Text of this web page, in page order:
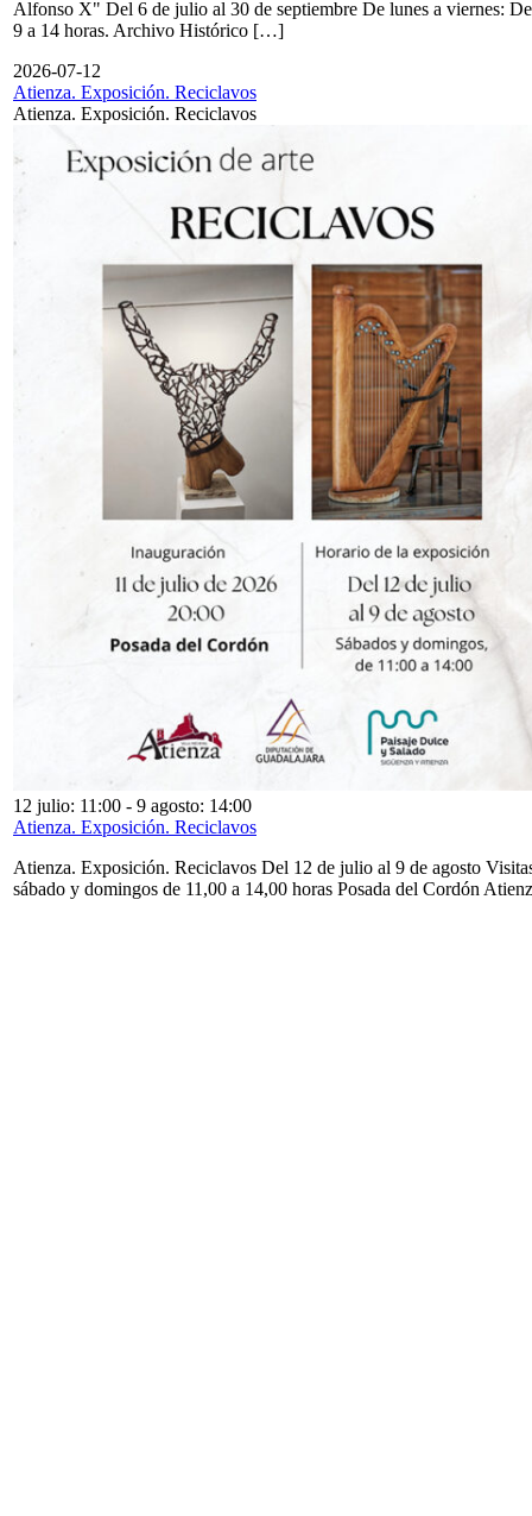
Alfonso X" Del 6 de julio al 30 de septiembre De lunes a viernes: De
9 a 14 horas. Archivo Histórico […]
2026-07-12
Atienza. Exposición. Reciclavos
Atienza. Exposición. Reciclavos
12 julio: 11:00 - 9 agosto: 14:00
Atienza. Exposición. Reciclavos
Atienza. Exposición. Reciclavos Del 12 de julio al 9 de agosto
sábado y domingos de 11,00 a 14,00 horas Posada del Cordón